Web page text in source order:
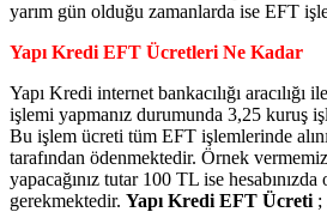
yarım gün olduğu zamanlarda ise EFT
Yapı Kredi EFT Ücretleri Ne Kadar
Yapı Kredi internet bankacılığı aracılığı
işlemi yapmanız durumunda 3,25 kuruş
Bu işlem ücreti tüm EFT işlemlerinde
tarafından ödenmektedir. Örnek
yapacağınız tutar 100 TL ise
gerekmektedir. Yapı Kredi EFT Ücreti ;